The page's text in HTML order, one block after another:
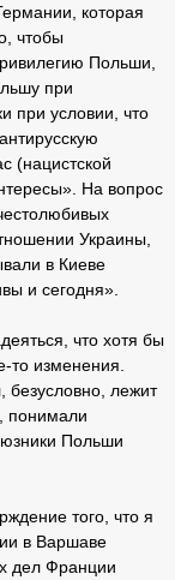
которая
чтобы
Польши,
при
при условии, что
(нацистской
На вопрос
Украины,
в Киеве
и сегодня».
что хотя бы
то изменения.
безусловно, лежит
понимали
Польши
того, что я
в Варшаве
дел Франции